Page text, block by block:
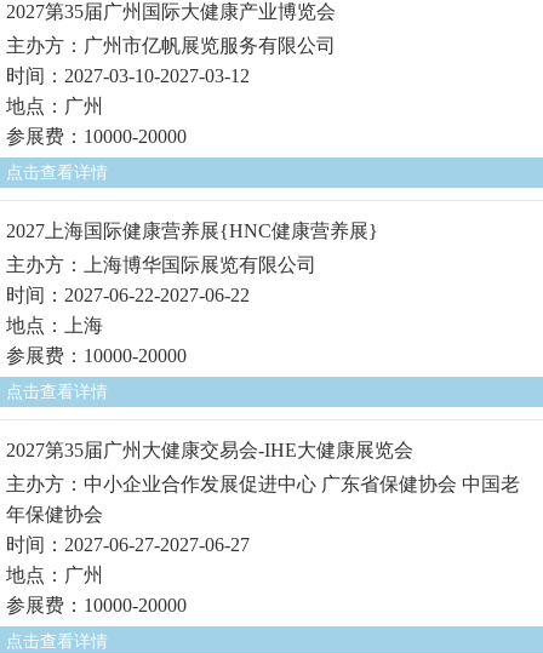
2027第35届广州国际大健康产业博览会
主办方：广州市亿帆展览服务有限公司
时间：2027-03-10-2027-03-12
地点：广州
参展费：10000-20000
点击查看详情
2027上海国际健康营养展{HNC健康营养展}
主办方：上海博华国际展览有限公司
时间：2027-06-22-2027-06-22
地点：上海
参展费：10000-20000
点击查看详情
2027第35届广州大健康交易会-IHE大健康展览会
主办方：中小企业合作发展促进中心 广东省保健协会 中国老
年保健协会
时间：2027-06-27-2027-06-27
地点：广州
参展费：10000-20000
点击查看详情